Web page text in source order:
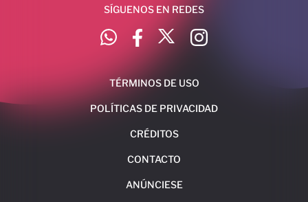
SÍGUENOS EN REDES
TÉRMINOS DE USO
POLÍTICAS DE PRIVACIDAD
CRÉDITOS
CONTACTO
ANÚNCIESE